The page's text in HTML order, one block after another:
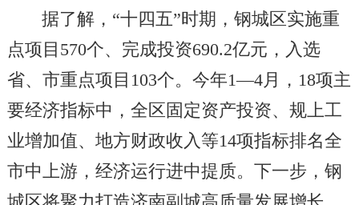
据了解，“十四五”时期，钢城区实施重
点项目570个、完成投资690.2亿元，入选
省、市重点项目103个。今年1—4月，18项主
要经济指标中，全区固定资产投资、规上工
业增加值、地方财政收入等14项指标排名全
市中上游，经济运行进中提质。下一步，钢